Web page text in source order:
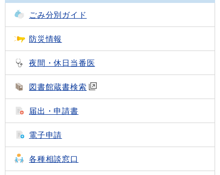
ごみ分別ガイド
防災情報
夜間・休日当番医
図書館蔵書検索
届出・申請書
電子申請
各種相談窓口